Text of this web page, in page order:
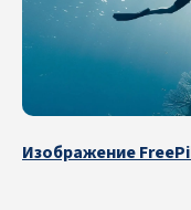
Изображение